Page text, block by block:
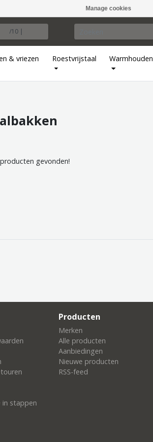
Manage cookies
/10 |
& vriezen Roestvrijstaal Warmhouden
gevonden!
in stappen
Producten
Merken
Alle producten
Aanbiedingen
Nieuwe producten
RSS-feed